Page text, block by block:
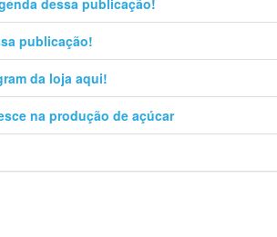
dessa publicação!
publicação!
da loja aqui!
na produção de açúcar